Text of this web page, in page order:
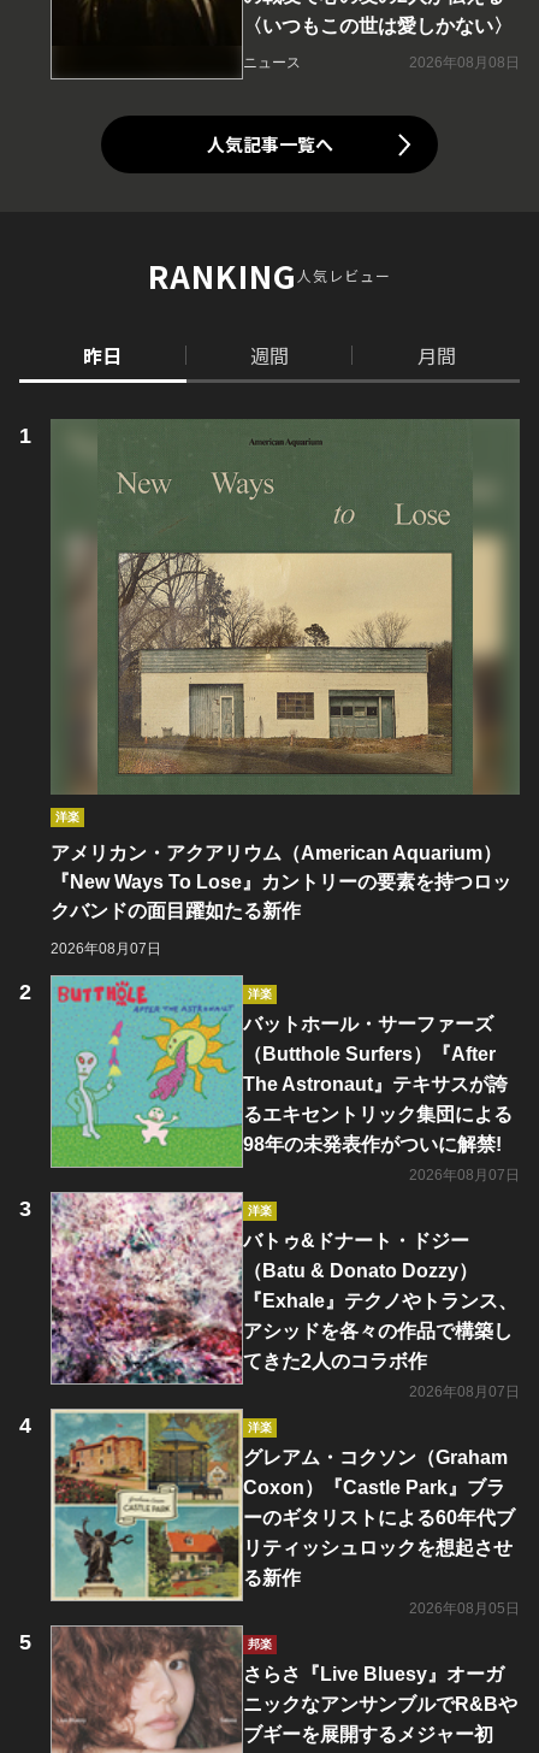
〈いつもこの世は愛しかない〉
ニュース 2026年08月08日
人気記事一覧へ
RANKING人気レビュー
昨日 週間 月間
洋楽
アメリカン・アクアリウム（American Aquarium）
『New Ways To Lose』カントリーの要素を持つロッ
クバンドの面目躍如たる新作
2026年08月07日
洋楽
バットホール・サーファーズ
（Butthole Surfers）『After
The Astronaut』テキサスが誇
るエキセントリック集団による
98年の未発表作がついに解禁!
2026年08月07日
洋楽
バトゥ&ドナート・ドジー
（Batu & Donato Dozzy）
『Exhale』テクノやトランス、
アシッドを各々の作品で構築し
てきた2人のコラボ作
2026年08月07日
洋楽
グレアム・コクソン（Graham
Coxon）『Castle Park』ブラ
ーのギタリストによる60年代ブ
リティッシュロックを想起させ
る新作
2026年08月05日
邦楽
さらさ『Live Bluesy』オーガ
ニックなアンサンブルでR&Bや
ブギーを展開するメジャー初